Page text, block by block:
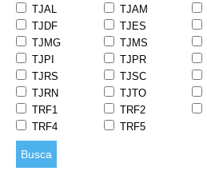
TJAL
TJAM
TJDF
TJES
TJMG
TJMS
TJPI
TJPR
TJRS
TJSC
TJRN
TJTO
TRF1
TRF2
TRF4
TRF5
Busca